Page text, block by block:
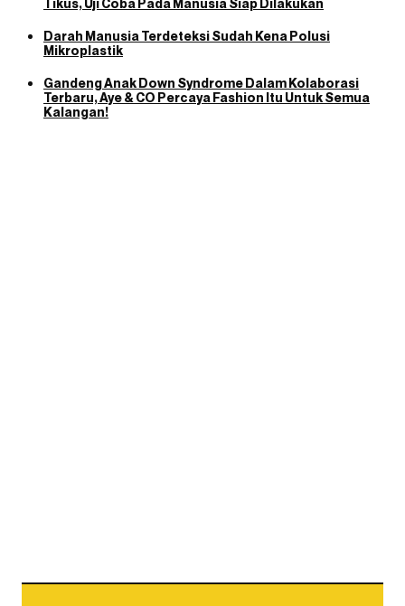
Tikus, Uji Coba Pada Manusia Siap Dilakukan
Darah Manusia Terdeteksi Sudah Kena Polusi
Mikroplastik
Gandeng Anak Down Syndrome Dalam Kolaborasi
Terbaru, Aye & CO Percaya Fashion Itu Untuk Semua
Kalangan!